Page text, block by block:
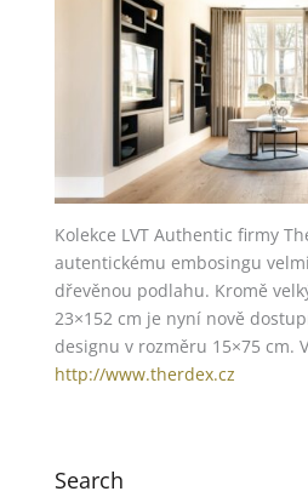
Kolekce LVT Authentic firmy
autentickému embosingu
dřevěnou podlahu. Kromě
23×152 cm je nyní nově
designu v rozměru 15×75 cm.
http://www.therdex.cz
Search